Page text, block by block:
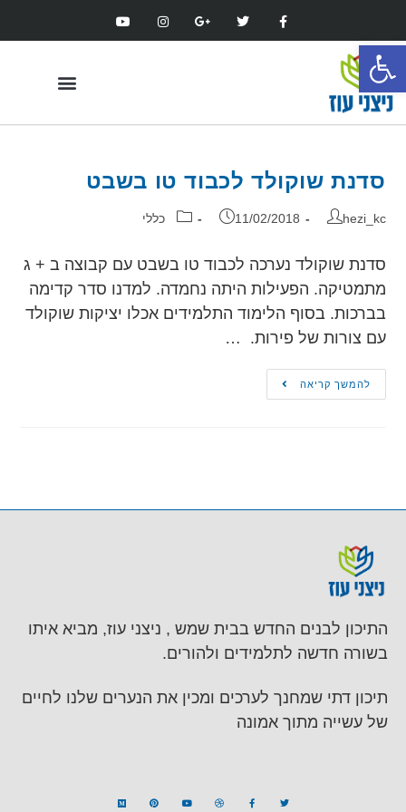
סדנת שוקולד לכבוד טו בשבט
hezi_kc
11/02/2018 כללי
סדנת שוקולד נערכה לכבוד טו בשבט עם קבוצה ב + ג
מתמטיקה. הפעילות היתה נחמדה. למדנו סדר קדימה
בברכות. בסוף הלימוד התלמידים אכלו יציקות שוקולד
עם צורות של פירות. …
להמשך קריאה
התיכון לבנים החדש בבית שמש , ניצני עוז, מביא איתו
בשורה חדשה לתלמידים ולהורים.
תיכון דתי שמחנך לערכים ומכין את הנערים שלנו לחיים
של עשייה מתוך אמונה
פתח סרגל נגישות